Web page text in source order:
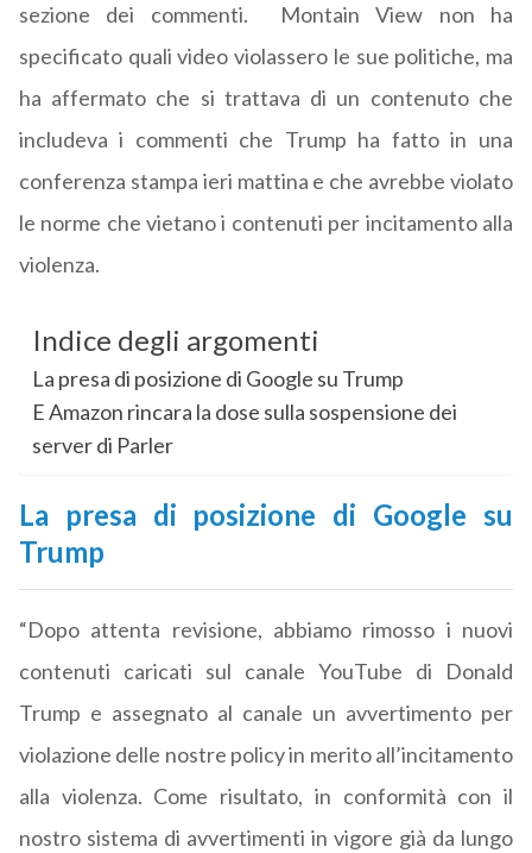
sezione dei commenti. Montain View non ha
specificato quali video violassero le sue politiche, ma
ha affermato che si trattava di un contenuto che
includeva i commenti che Trump ha fatto in una
conferenza stampa ieri mattina e che avrebbe violato
le norme che vietano i contenuti per incitamento alla
violenza.
Indice degli argomenti
La presa di posizione di Google su Trump
E Amazon rincara la dose sulla sospensione dei
server di Parler
La presa di posizione di Google su
Trump
“Dopo attenta revisione, abbiamo rimosso i nuovi
contenuti caricati sul canale YouTube di Donald
Trump e assegnato al canale un avvertimento per
violazione delle nostre policy in merito all’incitamento
alla violenza. Come risultato, in conformità con il
nostro sistema di avvertimenti in vigore già da lungo